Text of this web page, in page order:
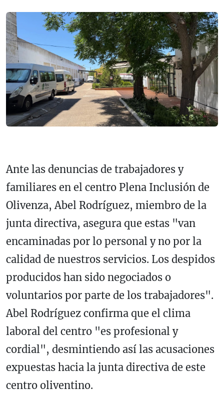
Ante las denuncias de trabajadores y
familiares en el centro Plena Inclusión de
Olivenza, Abel Rodríguez, miembro de la
junta directiva, asegura que estas "van
encaminadas por lo personal y no por la
calidad de nuestros servicios. Los despidos
producidos han sido negociados o
voluntarios por parte de los trabajadores".
Abel Rodríguez confirma que el clima
laboral del centro "es profesional y
cordial", desmintiendo así las acusaciones
expuestas hacia la junta directiva de este
centro oliventino.